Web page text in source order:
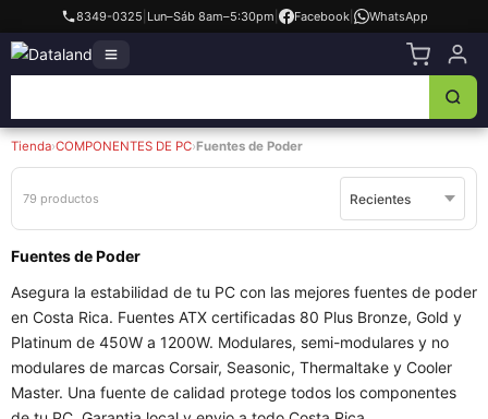
8349-0325 Lun–Sáb 8am–5:30pm Facebook| WhatsApp
Tienda›COMPONENTES DE PC›Fuentes de Poder
79 productos
Fuentes de Poder
Asegura la estabilidad de tu PC con las mejores fuentes de poder
en Costa Rica. Fuentes ATX certificadas 80 Plus Bronze, Gold y
Platinum de 450W a 1200W. Modulares, semi-modulares y no
modulares de marcas Corsair, Seasonic, Thermaltake y Cooler
Master. Una fuente de calidad protege todos los componentes